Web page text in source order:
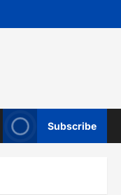
Subscribe